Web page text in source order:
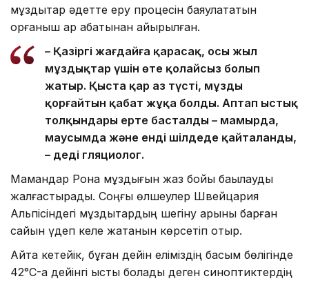
мұздықтар әдетте еру процесін баяулататын
қорғаныш қар қабатынан айырылған.
– Қазіргі жағдайға қарасақ, осы жыл
мұздықтар үшін өте қолайсыз болып
жатыр. Қыста қар аз түсті, мұзды
қорғайтын қабат жұқа болды. Аптап ыстық
толқындары ерте басталды – мамырда,
маусымда және енді шілдеде қайталанды,
– деді гляциолог.
Мамандар Рона мұздығын жаз бойы бақылауды
жалғастырады. Соңғы өлшеулер Швейцария
Альпісіндегі мұздықтардың шегіну қарқыны барған
сайын үдеп келе жатқанын көрсетіп отыр.
Айта кетейік, бұған дейін еліміздің басым бөлігінде
42°C-қа дейінгі ыстық болады деген синоптиктердің